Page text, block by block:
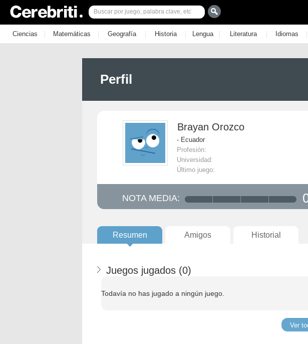
Ciencias | Matemáticas | Geografía | Historia | Lengua | Literatura | Idiomas |
Perfil
Brayan Orozco
- Ecuador
Profesión:
Universidad:
Último juego:
NOTA MEDIA:
Resumen Amigos Historial
Juegos jugados (0)
Todavía no has jugado a ningún juego.
Ver